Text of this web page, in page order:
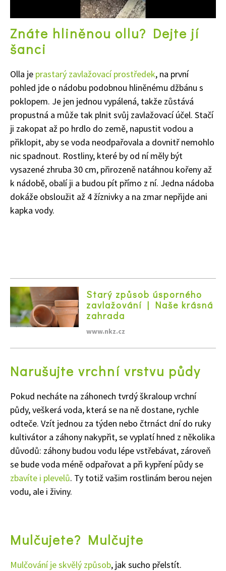
Znáte hliněnou ollu? Dejte jí
šanci
Olla je prastarý zavlažovací prostředek, na první
pohled jde o nádobu podobnou hliněnému džbánu s
poklopem. Je jen jednou vypálená, takže zůstává
propustná a může tak plnit svůj zavlažovací účel. Stačí
ji zakopat až po hrdlo do země, napustit vodou a
přiklopit, aby se voda neodpařovala a dovnitř nemohlo
nic spadnout. Rostliny, které by od ní měly být
vysazené zhruba 30 cm, přirozeně natáhnou kořeny až
k nádobě, obalí ji a budou pít přímo z ní. Jedna nádoba
dokáže obsloužit až 4 žíznivky a na zmar nepřijde ani
kapka vody.
Starý způsob úsporného
zavlažování | Naše krásná
zahrada
www.nkz.cz
Narušujte vrchní vrstvu půdy
Pokud necháte na záhonech tvrdý škraloup vrchní
půdy, veškerá voda, která se na ně dostane, rychle
odteče. Vzít jednou za týden nebo čtrnáct dní do ruky
kultivátor a záhony nakypřit, se vyplatí hned z několika
důvodů: záhony budou vodu lépe vstřebávat, zároveň
se bude voda méně odpařovat a při kypření půdy se
zbavíte i plevelů. Ty totiž vašim rostlinám berou nejen
vodu, ale i živiny.
Mulčujete? Mulčujte
Mulčování je skvělý způsob, jak sucho přelstít.